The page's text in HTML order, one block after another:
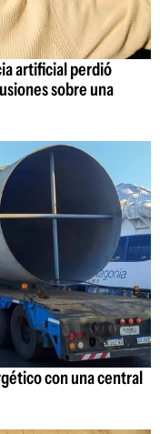
artificial perdió
sobre una
con una central